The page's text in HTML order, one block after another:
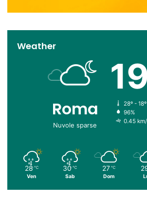
Weather
Roma
Nuvole sparse
19
28º - 18º
96%
0.45
28 ℃
Ven
30 ℃
Sab
27 ℃
Dom